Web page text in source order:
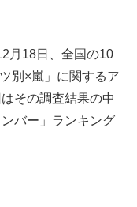
月18日、全国の10
別×嵐」に関するア
その調査結果の中
バー」ランキング